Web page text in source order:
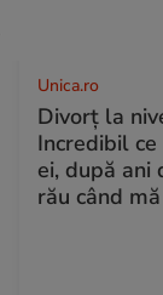
Unica.ro
Divorț la
Incredibil
ei, după ani
rău când